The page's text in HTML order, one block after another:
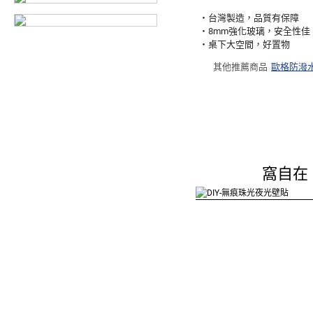
‧台灣製造，品質有保障
‧8mm強化玻璃，安全性佳
‧桌下大空間，好置物
其他推薦商品 歐格防潑
窩自在